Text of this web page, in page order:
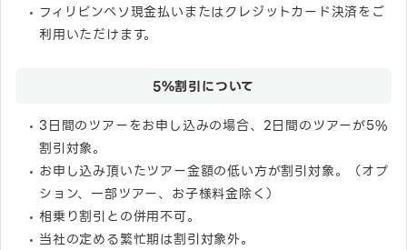
フィリピンペソ現金払いまたはクレジットカード決済をご
利用いただけます。
5%割引について
3日間のツアーをお申し込みの場合、2日間のツアーが5%
割引対象。
お申し込み頂いたツアー金額の低い方が割引対象。（オプ
ション、一部ツアー、お子様料金除く）
相乗り割引との併用不可。
当社の定める繁忙期は割引対象外。